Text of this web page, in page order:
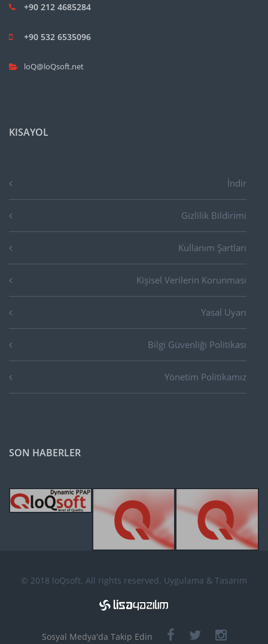
+90 212 4685284
+90 532 6535096
loQ@loQsoft.net
KISAYOL
İndir
Gizlilik Bildirimi
Kullanım Şartları
Kişisel Verilerin Korunması
Yasal Uyarı
Bilgi Güvenliği Politikası
Yönetim Politikamız
SON HABERLER
© 2018 loQsoft. All rights reserved. Uygulama & Tasarım
Sosyal Medya'da Takip Edin